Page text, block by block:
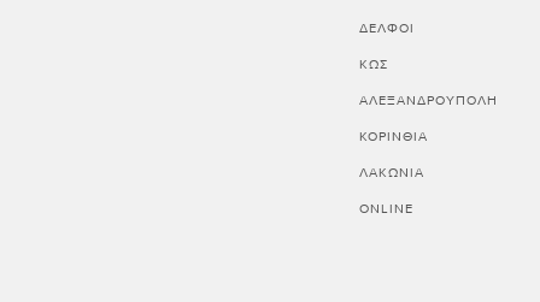
ΔΕΛΦΟΙ
ΚΩΣ
ΑΛΕΞΑΝΔΡΟΥΠΟΛΗ
ΚΟΡΙΝΘΊΑ
ΛΑΚΩΝΊΑ
ONLINE